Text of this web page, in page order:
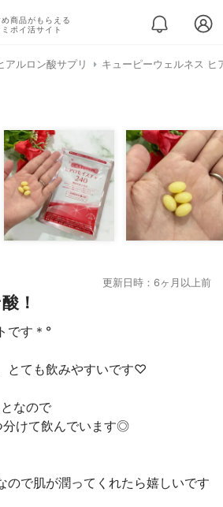
め商品がもらえる
ポイ活サイト
アルロン酸サプリ キューピーウェルネス ヒ
更新日時：6ヶ月以上前
！
です＊°
とても飲みやすいです♡
なので
分けて飲んでいます◎
ので肌が潤ってくれたら嬉しいです